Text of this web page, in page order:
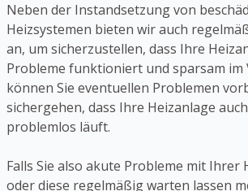
Neben der Instandsetzung von
Heizsystemen bieten wir auch
an, um sicherzustellen, dass Ihre
Probleme funktioniert und sparsam im
können Sie eventuellen Problemen
sichergehen, dass Ihre Heizanlage
problemlos läuft.
Falls Sie also akute Probleme mit Ihrer
oder diese regelmäßig warten lassen